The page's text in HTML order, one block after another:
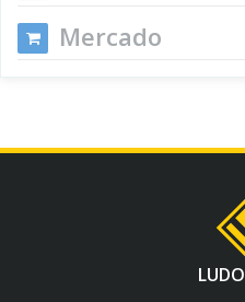
Mercado
LUDO